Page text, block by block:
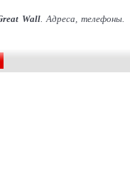
Wall. Адреса, телефоны.